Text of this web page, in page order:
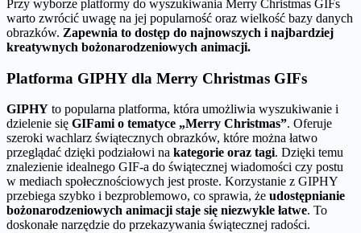
Przy wyborze platformy do wyszukiwania Merry Christmas GIFs
warto zwrócić uwagę na jej popularność oraz wielkość bazy danych
obrazków. Zapewnia to dostęp do najnowszych i najbardziej
kreatywnych bożonarodzeniowych animacji.
Platforma GIPHY dla Merry Christmas GIFs
GIPHY to popularna platforma, która umożliwia wyszukiwanie i
dzielenie się GIFami o tematyce „Merry Christmas”. Oferuje
szeroki wachlarz świątecznych obrazków, które można łatwo
przeglądać dzięki podziałowi na kategorie oraz tagi. Dzięki temu
znalezienie idealnego GIF-a do świątecznej wiadomości czy postu
w mediach społecznościowych jest proste. Korzystanie z GIPHY
przebiega szybko i bezproblemowo, co sprawia, że udostępnianie
bożonarodzeniowych animacji staje się niezwykle łatwe. To
doskonałe narzędzie do przekazywania świątecznej radości.